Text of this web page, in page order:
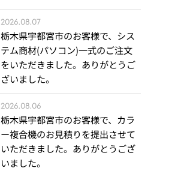
2026.08.07
栃木県宇都宮市のお客様で、シス
テム商材(パソコン)一式のご注文
をいただきました。ありがとうご
ざいました。
2026.08.06
栃木県宇都宮市のお客様で、カラ
ー複合機のお見積りを提出させて
いただきました。ありがとうござ
いました。